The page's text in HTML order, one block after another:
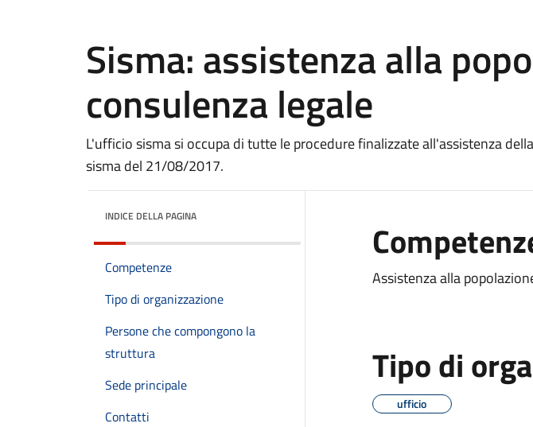
Sisma: assistenza alla
consulenza legale
L'ufficio sisma si occupa di tutte le procedure finalizzate all'assistenza
sisma del 21/08/2017.
INDICE DELLA PAGINA
Competenze
Tipo di organizzazione
Persone che compongono la
struttura
Sede principale
Contatti
Assistenza alla
Tipo di
ufficio